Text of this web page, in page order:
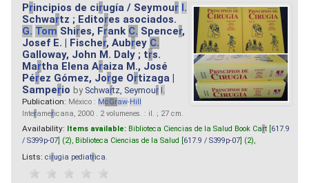
Principios de cirugía / Seymour I.
Schwartz ; Editores asociados.
G. Tom Shires, Frank C. Spencer,
Josef E. | Fischer, Aubrey C.
Galloway, John M. Daly ; trs.
Martha Elena Araiza M., José
Pérez Gómez, Jorge Ortizaga |
Samperio by Schwartz, Seymour I.
Publication: México : McGraw-Hill
Interamericana, 2000 . 2 volumenes. : il. ; 27 cm.
Availability: Items available: Biblioteca Ciencias de la Salud Book Cart [ 617.9
/ S399p-07 ] (2), Biblioteca Ciencias de la Salud [ 617.9 / S399p-07 ] (2),
Lists: cirugia pediatrica